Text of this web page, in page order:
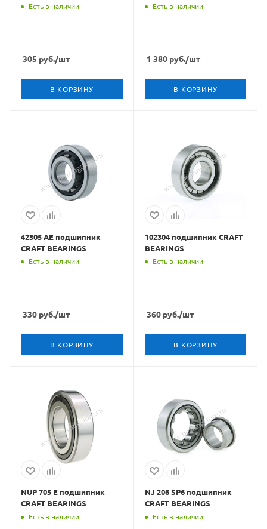
Есть в наличии
305 руб./шт
В КОРЗИНУ
Есть в наличии
1 380руб./шт
В КОРЗИНУ
42305 АЕ подшипник
CRAFT BEARINGS
Есть в наличии
330 руб./шт
В КОРЗИНУ
102304 подшипник CRAFT
BEARINGS
Есть в наличии
360руб./шт
В КОРЗИНУ
NUP 705 E подшипник
CRAFT BEARINGS
Есть в наличии
NJ 206 SP6 подшипник
CRAFT BEARINGS
Есть в наличии